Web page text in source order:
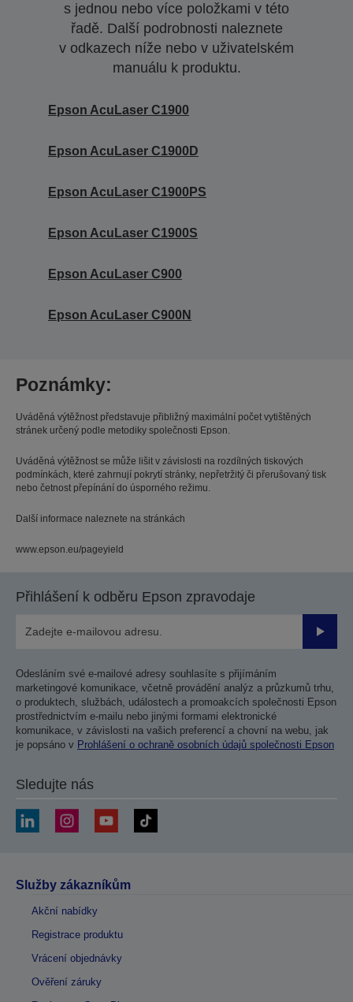
s jednou nebo více položkami v této
řadě. Další podrobnosti naleznete
v odkazech níže nebo v uživatelském
manuálu k produktu.
Epson AcuLaser C1900
Epson AcuLaser C1900D
Epson AcuLaser C1900PS
Epson AcuLaser C1900S
Epson AcuLaser C900
Epson AcuLaser C900N
Poznámky:
Uváděná výtěžnost představuje přibližný maximální počet vytištěných
stránek určený podle metodiky společnosti Epson.
Uváděná výtěžnost se může lišit v závislosti na rozdílných tiskových
podmínkách, které zahrnují pokrytí stránky, nepřetržitý či přerušovaný tisk
nebo četnost přepínání do úsporného režimu.
Další informace naleznete na stránkách
www.epson.eu/pageyield
Přihlášení k odběru Epson zpravodaje
Odesláním své e-mailové adresy souhlasíte s přijímáním
marketingové komunikace, včetně provádění analýz a průzkumů trhu,
o produktech, službách, událostech a promoakcích společnosti Epson
prostřednictvím e-mailu nebo jinými formami elektronické
komunikace, v závislosti na vašich preferencí a chovní na webu, jak
je popsáno v Prohlášení o ochraně osobních údajů společnosti Epson
Sledujte nás
Služby zákazníkům
Akční nabídky
Registrace produktu
Vrácení objednávky
Ověření záruky